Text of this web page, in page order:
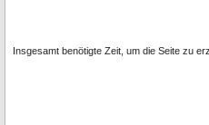
Insgesamt benötigte Zeit, um die Seite zu